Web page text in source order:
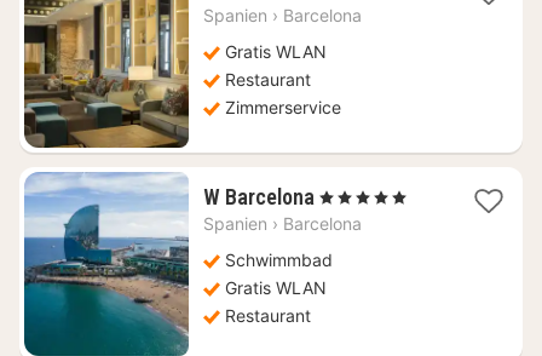
Nacht
178,56
€
Spanien › Barcelona
Gratis WLAN
Restaurant
Zimmerservice
W Barcelona 1
Nacht
372,75
€
, 5 Sterne
Spanien › Barcelona
Schwimmbad
Gratis WLAN
Restaurant